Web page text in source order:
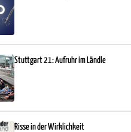
Stuttgart 21: Aufruhr im Ländle
Risse in der Wirklichkeit